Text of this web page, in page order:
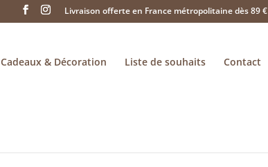
Livraison offerte en France métropolitaine dès 89 €
Cadeaux & Décoration Liste de souhaits Contact